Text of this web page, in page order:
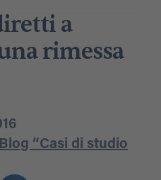
a
rimessa
“Casi di studio